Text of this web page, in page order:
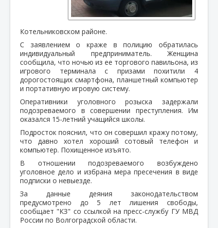
Котельниковском районе.
С заявлением о краже в полицию обратилась
индивидуальный предприниматель. Женщина
сообщила, что ночью из ее торгового павильона, из
игрового терминала с призами похитили 4
дорогостоящих смартфона, планшетный компьютер
и портативную игровую систему.
Оперативники уголовного розыска задержали
подозреваемого в совершении преступления. Им
оказался 15-летний учащийся школы.
Подросток пояснил, что он совершил кражу потому,
что давно хотел хороший сотовый телефон и
компьютер. Похищенное изъято.
В отношении подозреваемого возбуждено
уголовное дело и избрана мера пресечения в виде
подписки о невыезде.
За данные деяния законодательством
предусмотрено до 5 лет лишения свободы,
сообщает "КЗ" со ссылкой на пресс-службу ГУ МВД
России по Волгоградской области.